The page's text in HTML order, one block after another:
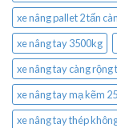
xe nâng pallet 2 tấn
xe nâng tay 3500kg
xe nâng tay càng rộng
xe nâng tay mạ kẽm
xe nâng tay thép